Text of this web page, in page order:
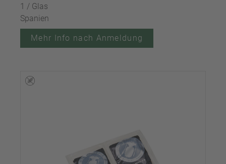
1 / Glas
Spanien
Mehr Info nach Anmeldung